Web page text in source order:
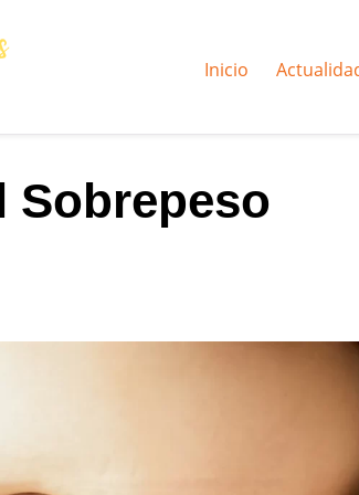
Inicio
Sobrepeso